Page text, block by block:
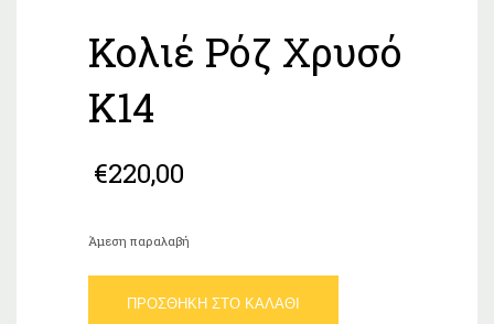
Κολιέ Ρόζ Xρυσό
Κ14
€220,00
Άμεση παραλαβή
ΠΡΟΣΘΉΚΗ ΣΤΟ ΚΑΛΆΘΙ